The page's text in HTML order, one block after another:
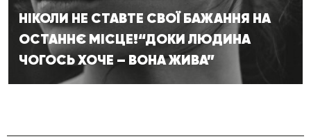
НІКОЛИ НЕ СТАВТЕ СВОЇ БАЖАННЯ НА
ОСТАННЄ МІСЦЕ!“ДОКИ ЛЮДИНА
ЧОГОСЬ ХОЧЕ – ВОНА ЖИВА”